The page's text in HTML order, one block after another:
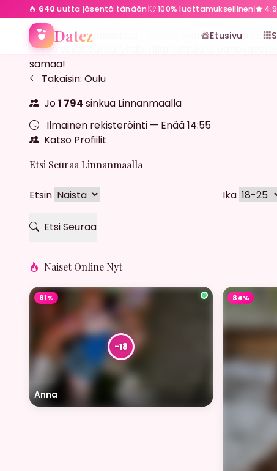
640 uutta jäsentä tänään| 100% luottamuksellinen|
Datez Etusivu
EtusivuOuluLinnanmaa
Streffit Oulu Linnanmaa - Rentoa Seuraa Linnanmaalla
Löydä seksiseuraa, yhden illan juttuja ja
samaa!
Takaisin: Oulu
Jo1 794 sinkua Linnanmaalla
Ilmainen rekisteröinti — Enää14:53
Katso Profiilit
Etsi Seuraa Linnanmaalla
Etsin Ika
Etsi Seuraa
Naiset Online Nyt
Anna
81% 84%